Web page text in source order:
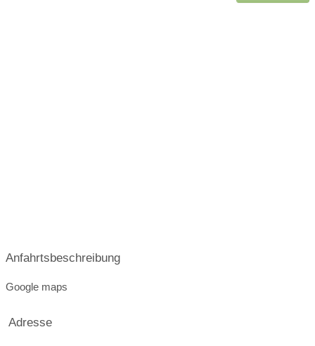
Anfahrtsbeschreibung
Google maps
Adresse